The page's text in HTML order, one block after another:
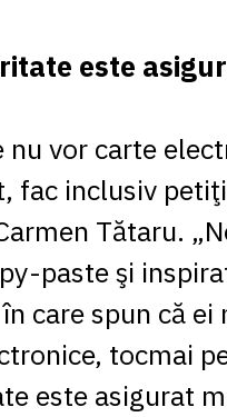
este
nu vor carte
fac inclusiv
Tătaru.
paste şi
care spun că ei
tocmai
este asigurat